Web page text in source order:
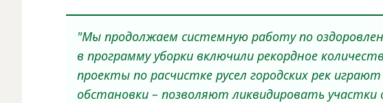
"Мы продолжаем системную работу по
в программу уборки включили рекордное
проекты по расчистке русел городских рек
обстановки – позволяют ликвидировать